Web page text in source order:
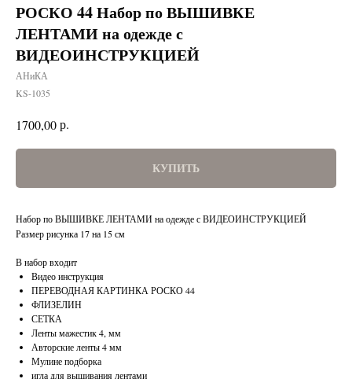
РОСКО 44 Набор по ВЫШИВКЕ
ЛЕНТАМИ на одежде с
ВИДЕОИНСТРУКЦИЕЙ
АНиКА
KS-1035
1700,00р.
КУПИТЬ
Набор по ВЫШИВКЕ ЛЕНТАМИ на одежде с ВИДЕОИНСТРУКЦИЕЙ
Размер рисунка 17 на 15 см
В набор входит
Видео инструкция
ПЕРЕВОДНАЯ КАРТИНКА РОСКО 44
ФЛИЗЕЛИН
СЕТКА
Ленты мажестик 4, мм
Авторские ленты 4 мм
Мулине подборка
игла для вышивания лентами